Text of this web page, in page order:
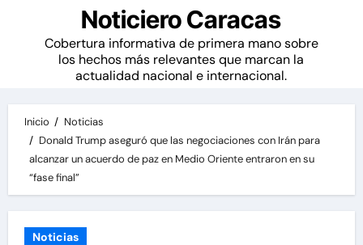
Noticiero Caracas
Cobertura informativa de primera mano sobre
los hechos más relevantes que marcan la
actualidad nacional e internacional.
Inicio
Noticias
Donald Trump aseguró que las negociaciones con Irán para
alcanzar un acuerdo de paz en Medio Oriente entraron en su
“fase final”
Noticias